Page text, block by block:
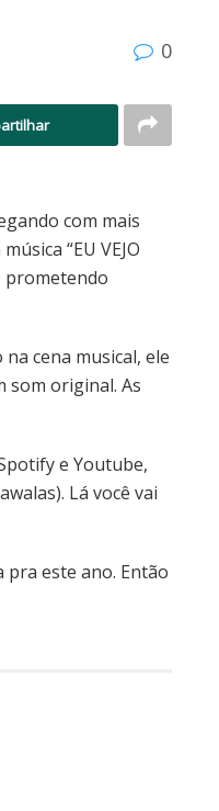
0
com mais
“EU VEJO
prometendo
cena musical, ele
som original. As
e Youtube,
Lá você vai
este ano. Então